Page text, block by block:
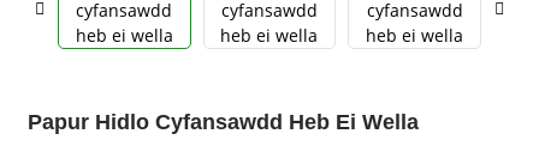
Papur Hidlo Cyfansawdd Heb Ei Wella